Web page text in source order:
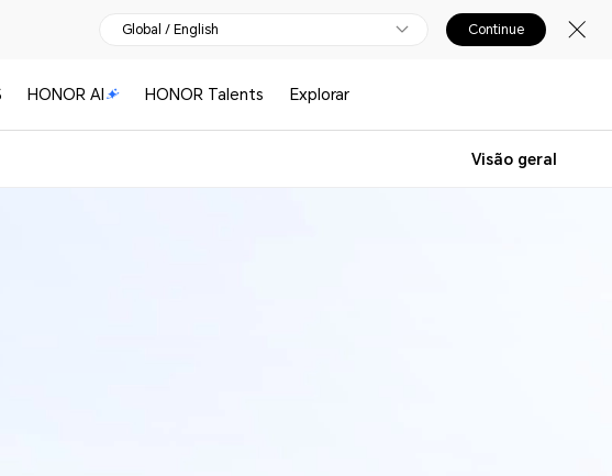
Global / English Continue
HONOR AI HONOR Talents Explorar
Visão geral